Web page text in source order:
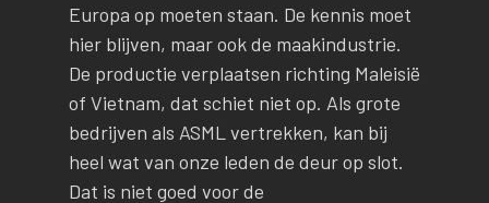
Europa op moeten staan. De kennis moet
hier blijven, maar ook de maakindustrie.
De productie verplaatsen richting Maleisië
of Vietnam, dat schiet niet op. Als grote
bedrijven als ASML vertrekken, kan bij
heel wat van onze leden de deur op slot.
Dat is niet goed voor de